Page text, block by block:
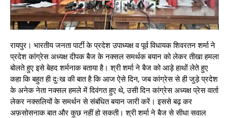
रायपुर। भारतीय जनता पार्टी के प्रदेश उपाध्यक्ष व पूर्व विधायक शिवरतन शर्मा ने
प्रदेश कांग्रेस अध्यक्ष दीपक बैज के नक्सल समर्थक बयान को लेकर तीखा हमला
बोलते हुए इसे बेहद शर्मनाक बताया है। श्री शर्मा ने बैज को आड़े हाथों लेते हुए
कहा कि बहुत ही दुःख की बात है कि आज ऐसे दिन, जब कांग्रेस से ही जुड़े प्रदेश
के अनेक नेता नक्सल हमले में दिवंगत हुए थे, उसी दिन कांग्रेस अध्यक्ष प्रेस वार्ता
लेकर नक्सलियों के समर्थन से संबंधित बयान जारी करें। इससे बढ़ कर
अफ़सोसनाक बात और कुछ नहीं हो सकती। श्री शर्मा ने बैज से सीधा सवाल